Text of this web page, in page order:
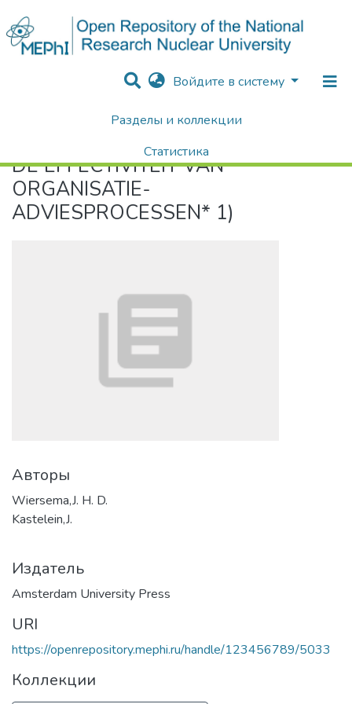
Войдите в систему
Разделы и коллекции
Статистика
DE EFFECTIVITEIT VAN ORGANISATIE-ADVIESPROCESSEN* 1)
DE EFFECTIVITEIT VAN
ORGANISATIE-
ADVIESPROCESSEN* 1)
Авторы
Wiersema,J. H. D.
Kastelein,J.
Издатель
Amsterdam University Press
URI
https://openrepository.mephi.ru/handle/123456789/5033
Коллекции